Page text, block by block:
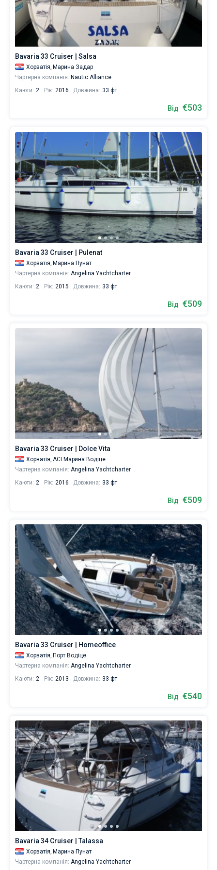
Bavaria 33 Cruiser | Salsa
Хорватія, Марина Задар
Чартерна компанія: Nautic Alliance
Каюти: 2 Рік: 2016 Довжина: 33 фт
Від €503
Bavaria 33 Cruiser | Pulenat
Хорватія, Марина Пунат
Чартерна компанія: Angelina Yachtcharter
Каюти: 2 Рік: 2015 Довжина: 33 фт
Від €509
Bavaria 33 Cruiser | Dolce Vita
Хорватія, ACI Марина Водіце
Чартерна компанія: Angelina Yachtcharter
Каюти: 2 Рік: 2016 Довжина: 33 фт
Від €509
Bavaria 33 Cruiser | Homeoffice
Хорватія, Порт Водіце
Чартерна компанія: Angelina Yachtcharter
Каюти: 2 Рік: 2013 Довжина: 33 фт
Від €540
Bavaria 34 Cruiser | Talassa
Хорватія, Марина Пунат
Чартерна компанія: Angelina Yachtcharter
Без шкіпера
Показати результати(1345)